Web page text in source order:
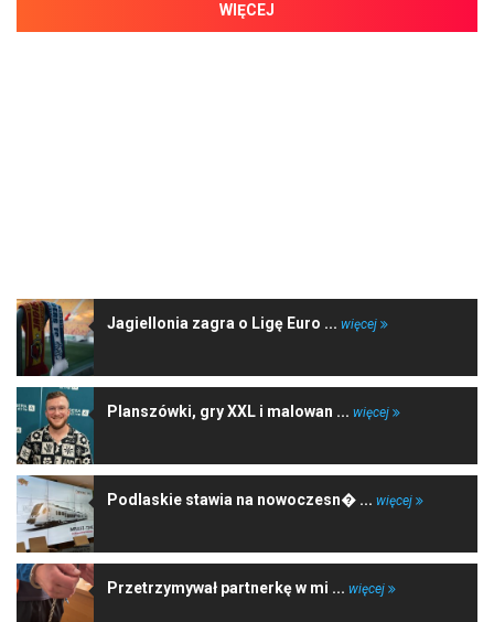
WIĘCEJ
Jagiellonia zagra o Ligę Euro ... więcej
Planszówki, gry XXL i malowan ... więcej
Podlaskie stawia na nowoczesn� ... więcej
Przetrzymywał partnerkę w mi ... więcej